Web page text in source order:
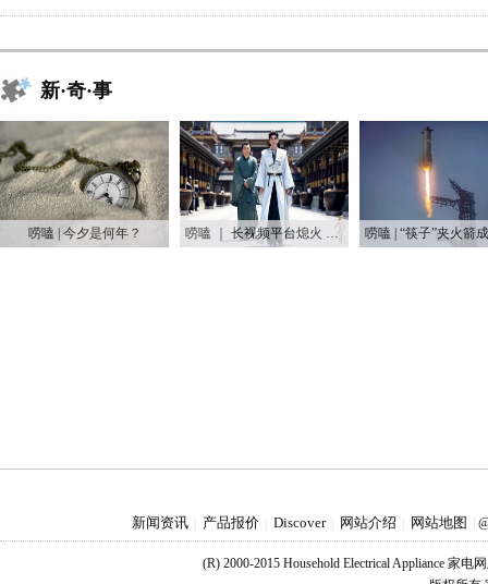
新·奇·事
唠嗑 | 今夕是何年？ 唠嗑 ｜ 长视频平台熄火 长剧迷你化能逆风翻盘吗？
新闻资讯 产品报价 Discover 网站介绍 网站地图
(R) 2000-2015 Household Electrical Appliance 家电